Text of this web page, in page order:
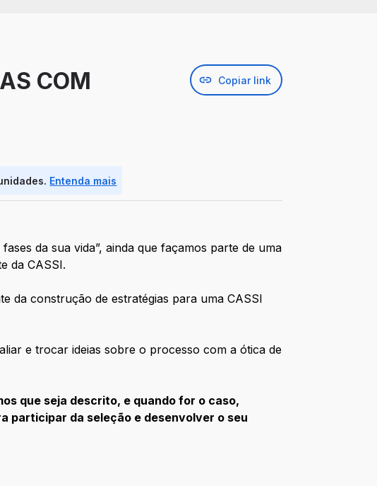
COM
Copiar link
Entenda mais
da sua vida”, ainda que façamos parte de uma
da CASSI.
da construção de estratégias para uma CASSI
e trocar ideias sobre o processo com a ótica de
que seja descrito, e quando for o caso,
participar da seleção e desenvolver o seu